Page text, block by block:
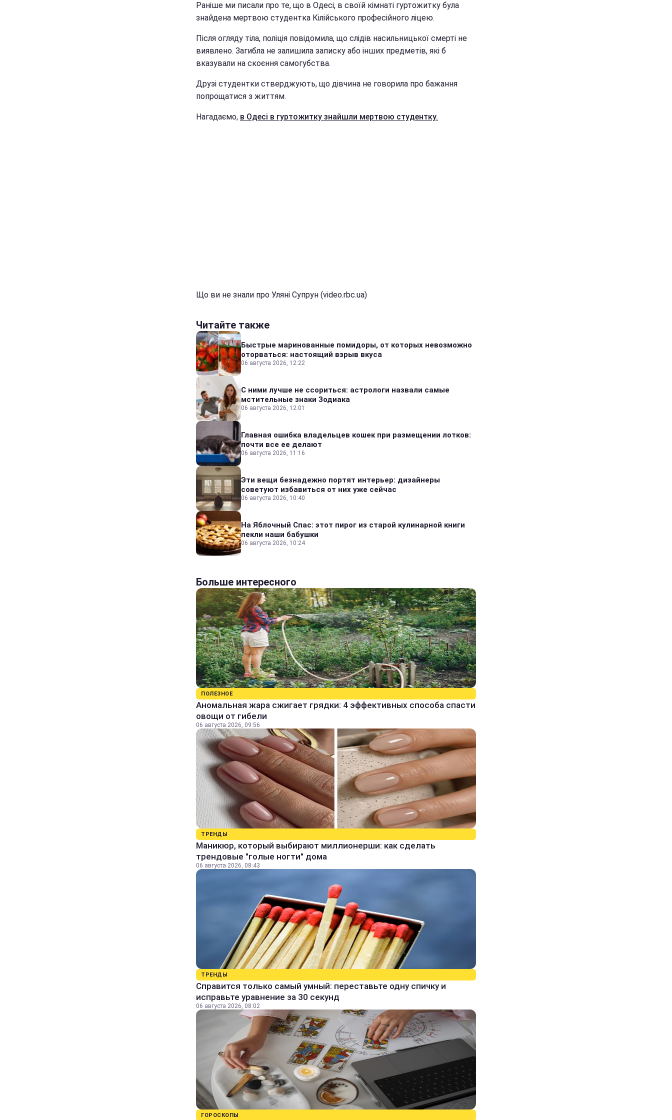
Раніше ми писали про те, що в Одесі, в своїй кімнаті гуртожитку була
знайдена мертвою студентка Кілійського професійного ліцею.
Після огляду тіла, поліція повідомила, що слідів насильницької смерті не
виявлено. Загибла не залишила записку або інших предметів, які б
вказували на скоєння самогубства.
Друзі студентки стверджують, що дівчина не говорила про бажання
попрощатися з життям.
Нагадаємо, в Одесі в гуртожитку знайшли мертвою студентку.
Що ви не знали про Уляні Супрун (video.rbc.ua)
Читайте также
Быстрые маринованные помидоры, от которых невозможно
оторваться: настоящий взрыв вкуса
06 августа 2026, 12:22
С ними лучше не ссориться: астрологи назвали самые
мстительные знаки Зодиака
06 августа 2026, 12:01
Главная ошибка владельцев кошек при размещении лотков:
почти все ее делают
06 августа 2026, 11:16
Эти вещи безнадежно портят интерьер: дизайнеры
советуют избавиться от них уже сейчас
06 августа 2026, 10:40
На Яблочный Спас: этот пирог из старой кулинарной книги
пекли наши бабушки
06 августа 2026, 10:24
Больше интересного
ПОЛЕЗНОЕ
Аномальная жара сжигает грядки: 4 эффективных способа спасти
овощи от гибели
06 августа 2026, 09:56
ТРЕНДЫ
Маникюр, который выбирают миллионерши: как сделать
трендовые "голые ногти" дома
06 августа 2026, 08:43
ТРЕНДЫ
Справится только самый умный: переставьте одну спичку и
исправьте уравнение за 30 секунд
06 августа 2026, 08:02
ГОРОСКОПЫ